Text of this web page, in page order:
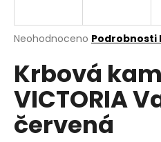
Průměrné
produktu
je
0,0
z
5
hvězdiček.
Neohodnoceno Podrobnosti
Krbová
VICTORIA
červená
j
t
?